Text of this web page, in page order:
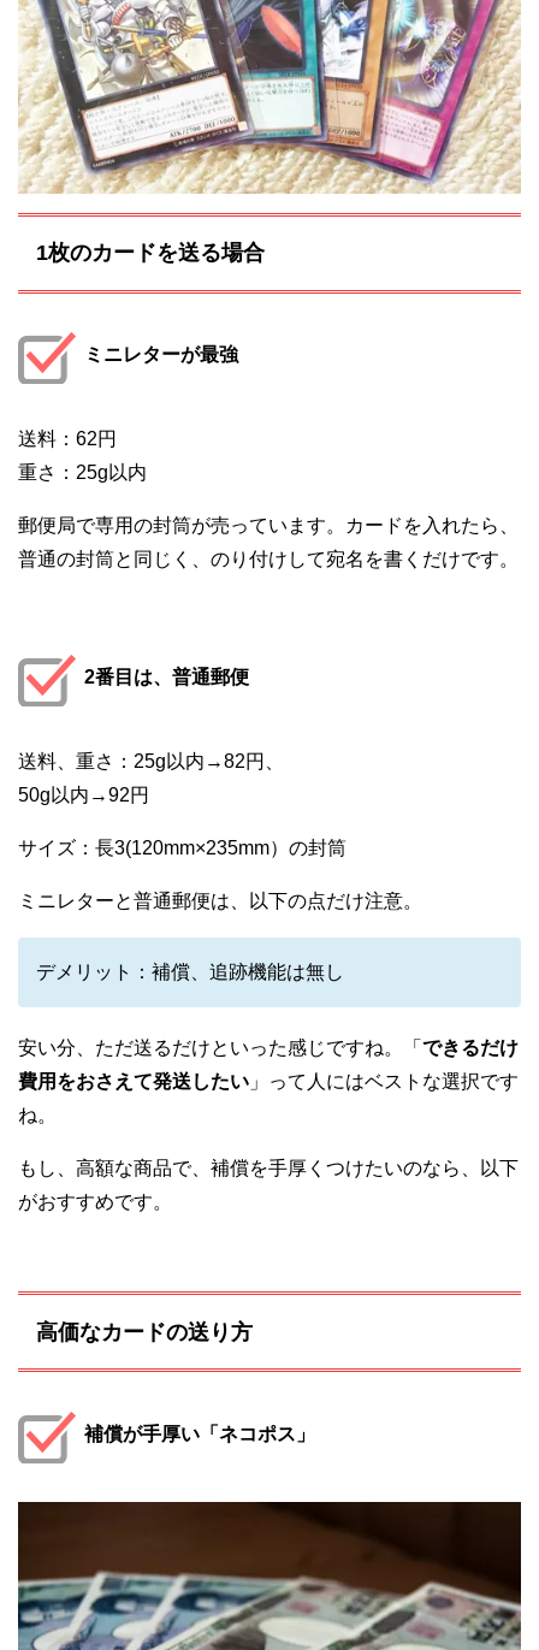
1枚のカードを送る場合
ミニレターが最強
送料：62円
重さ：25g以内
郵便局で専用の封筒が売っています。カードを入れたら、
普通の封筒と同じく、のり付けして宛名を書くだけです。
2番目は、普通郵便
送料、重さ：25g以内→82円、
50g以内→92円
サイズ：長3(120mm×235mm）の封筒
ミニレターと普通郵便は、以下の点だけ注意。
デメリット：補償、追跡機能は無し
安い分、ただ送るだけといった感じですね。「 できるだけ
費用をおさえて発送 したい 」って人にはベストな選択です
ね。
もし、高額な商品で、補償を手厚くつけたいのなら、以下
がおすすめです。
高価なカードの送り方
補償が手厚い「ネコポス」